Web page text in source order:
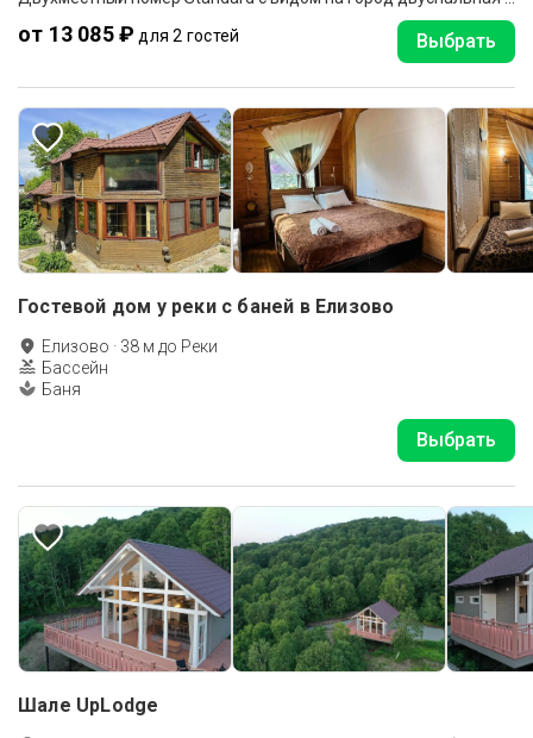
от 13 085 ₽ для 2 гостей Выбрать
Гостевой дом у реки с баней в Елизово
Елизово · 38 м до Реки
Бассейн
Баня
Выбрать
Шале UpLodge